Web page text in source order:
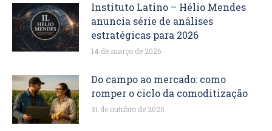
Instituto Latino – Hélio Mendes
anuncia série de análises
estratégicas para 2026
14 de março de 2026
Do campo ao mercado: como
romper o ciclo da comoditização
31 de outubro de 2025